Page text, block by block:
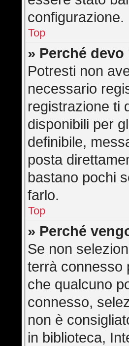
configurazione.
Top
» Perché
Potresti non
necessario
registrazione ti
disponibili per
definibile,
posta
bastano pochi
farlo.
Top
» Perché
Se non
terrà connesso
che qualcuno
connesso,
non è
in biblioteca,